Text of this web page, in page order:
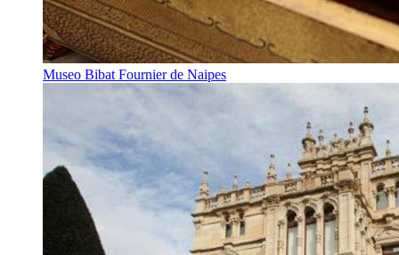
Museo Bibat Fournier de Naipes